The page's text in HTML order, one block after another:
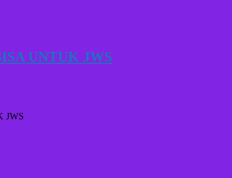
UNTUK JWS
JWS